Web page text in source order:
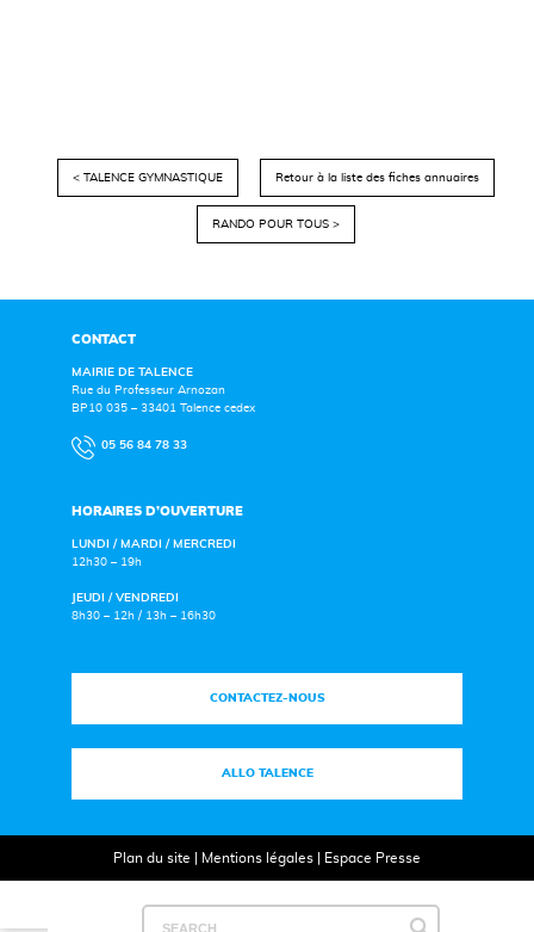
< TALENCE GYMNASTIQUE Retour à la liste des fiches annuaires
RANDO POUR TOUS >
CONTACT
MAIRIE DE TALENCE
Rue du Professeur Arnozan
BP10 035 – 33401 Talence cedex
05 56 84 78 33
HORAIRES D’OUVERTURE
LUNDI / MARDI / MERCREDI
12h30 – 19h
JEUDI / VENDREDI
8h30 – 12h / 13h – 16h30
CONTACTEZ-NOUS
ALLO TALENCE
Plan du site Mentions légales| Espace Presse